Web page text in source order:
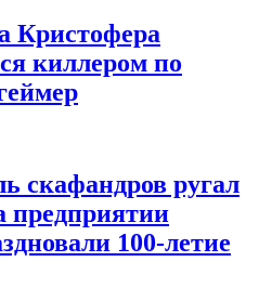
Кристофера
киллером по
скафандров ругал
предприятии
100-летие